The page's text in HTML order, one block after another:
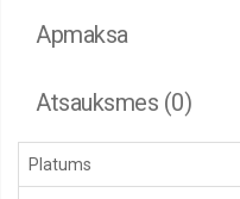
Apmaksa
Atsauksmes (0)
Platums